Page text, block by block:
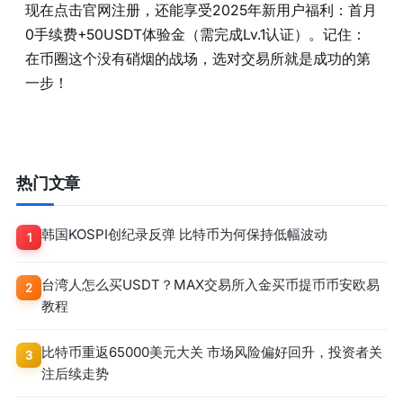
现在点击官网注册，还能享受2025年新用户福利：首月
0手续费+50USDT体验金（需完成Lv.1认证）。记住：
在币圈这个没有硝烟的战场，选对交易所就是成功的第
一步！
热门文章
1 韩国KOSPI创纪录反弹 比特币为何保持低幅波动
2
台湾人怎么买USDT？MAX交易所入金买币提币币安欧易
教程
3
比特币重返65000美元大关 市场风险偏好回升，投资者关
注后续走势